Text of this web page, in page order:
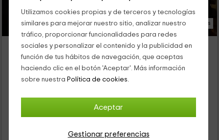
Utilizamos cookies propias y de terceros y tecnologías
similares para mejorar nuestro sitio, analizar nuestro
tráfico, proporcionar funcionalidades para redes
sociales y personalizar el contenido y la publicidad en
función de tus hábitos de navegación, que aceptas
haciendo clic en el botón 'Aceptar'. Más información
sobre nuestra Política de cookies.
Aceptar
Gestionar preferencias
16 Fotos
Petretxema
Alojamiento ubicado a 6.1km de Roncal
Isaba, Navarra
0 opiniones
1 baños
Contacto directo